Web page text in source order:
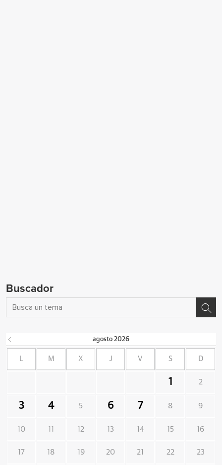
Buscador
agosto 2026
L M X J V S D
1 2
3 4 5 6 7 8 9
10 11 12 13 14 15 16
17 18 19 20 21 22 23